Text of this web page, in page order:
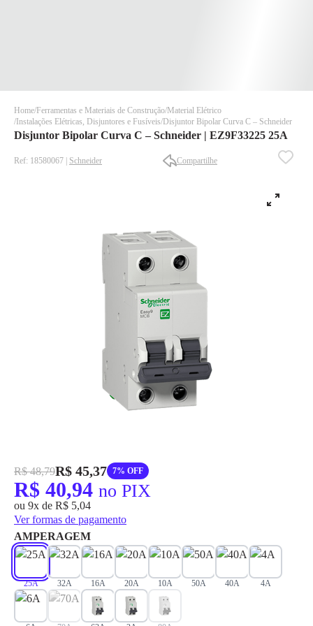
DISPONÍVEL APENAS PARA CPF
Na Eletrotrafo sua compra já vem com o imposto pago, e você
não precisa se preocupar em pagar o imposto de importação
quando seu pedido chegar, você ainda conta com a devolução
Home Ferramentas e Materiais de Construção Material Elétrico
Instalações Elétricas, Disjuntores e Fusíveis Disjuntor Bipolar Curva C – Schneider
Disjuntor Bipolar Curva C – Schneider | EZ9F33225 25A
Ref: 18580067 | Schneider Compartilhe
R$ 48,79R$ 45,37 7% OFF
R$ 40,94 no PIX
ou 9x de R$ 5,04
Ver formas de pagamento
pagamento
AMPERAGEM
25A 32A 16A 20A 10A 50A 40A 4A